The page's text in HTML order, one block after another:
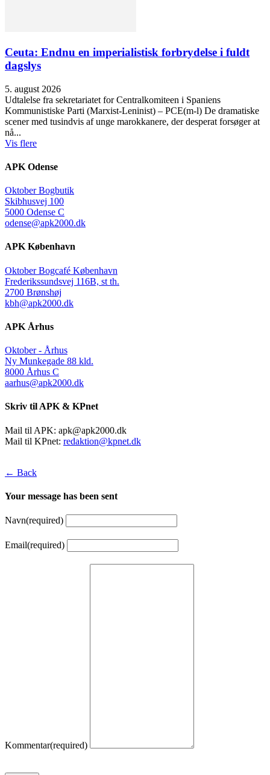
Ceuta: Endnu en imperialistisk forbrydelse i fuldt
dagslys
5. august 2026
Udtalelse fra sekretariatet for Centralkomiteen i Spaniens
Kommunistiske Parti (Marxist-Leninist) – PCE(m-l) De dramatiske
scener med tusindvis af unge marokkanere, der desperat forsøger at
nå...
Vis flere
APK Odense
Oktober Bogbutik
Skibhusvej 100
5000 Odense C
odense@apk2000.dk
APK København
Oktober Bogcafé København
Frederikssundsvej 116B, st th.
2700 Brønshøj
kbh@apk2000.dk
APK Århus
Oktober - Århus
Ny Munkegade 88 kld.
8000 Århus C
aarhus@apk2000.dk
Skriv til APK & KPnet
Mail til APK: apk@apk2000.dk
Mail til KPnet: redaktion@kpnet.dk
← Back
Your message has been sent
Navn(required)
Email(required)
Kommentar(required)